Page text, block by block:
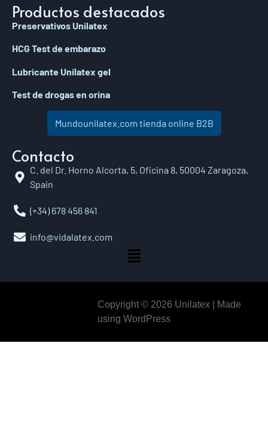
Productos destacados
Preservativos Unilatex
HCG Test de embarazo
Lubricante Unilatex gel
Test de drogas en orina
Mundounilatex.com tienda online B2B
Contacto
C. del Dr. Horno Alcorta, 5, Oficina 8, 50004 Zaragoza,
Spain
(+34) 678 456 841
info@vidalatex.com
Copyright © 2026 Unilatex | Made
using WordPress